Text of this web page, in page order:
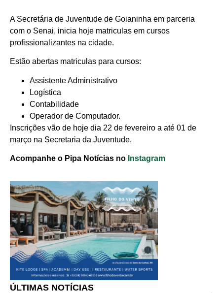
A Secretária de Juventude de Goianinha em parceria
com o Senai, inicia hoje matriculas em cursos
profissionalizantes na cidade.
Estão abertas matriculas para cursos:
Assistente Administrativo
Logística
Contabilidade
Operador de Computador.
Inscrições vão de hoje dia 22 de fevereiro a até 01 de
março na Secretaria da Juventude.
Acompanhe o Pipa Notícias no Instagram
ÚLTIMAS NOTÍCIAS